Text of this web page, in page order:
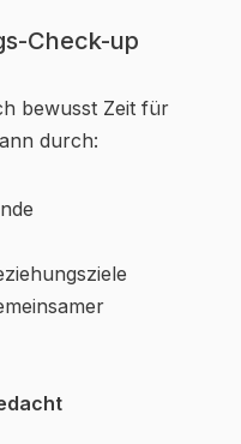
Check-up
bewusst Zeit für
durch: